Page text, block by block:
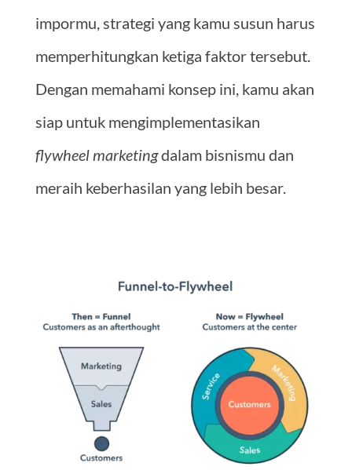
impormu, strategi yang kamu susun harus
memperhitungkan ketiga faktor tersebut.
Dengan memahami konsep ini, kamu akan
siap untuk mengimplementasikan
flywheel marketingdalam bisnismu dan
meraih keberhasilan yang lebih besar.